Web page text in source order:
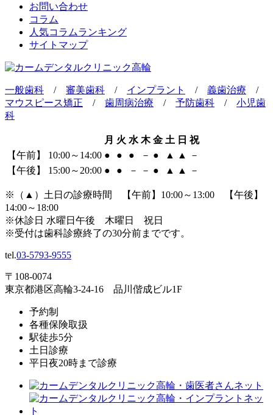
お問い合わせ
コラム
人気コラムランキング
サイトマップ
一般歯科 / 審美歯科 / インプラント / 義歯治療 /
マウスピース矯正 / 歯周病治療 / 予防歯科 / 小児歯
科
月 火 水 木 金 土 日 祝
【午前】 10:00～14:00 ● ● ● － ● ▲ ▲
－
【午後】 15:00～20:00 ● ● － － ● ▲ ▲ －
※（ ▲ ）土日の診療時間 【午前】10:00～13:00 【午後】
14:00～18:00
※休診日 水曜日午後 木曜日 祝日
※受付は歯科診療終了の30分前までです。
tel.03-5793-9555
〒108-0074
東京都港区高輪3-24-16 品川偕成ビル1F
予約制
各種保険取扱
駅徒歩5分
土日診療
平日夜20時まで診療